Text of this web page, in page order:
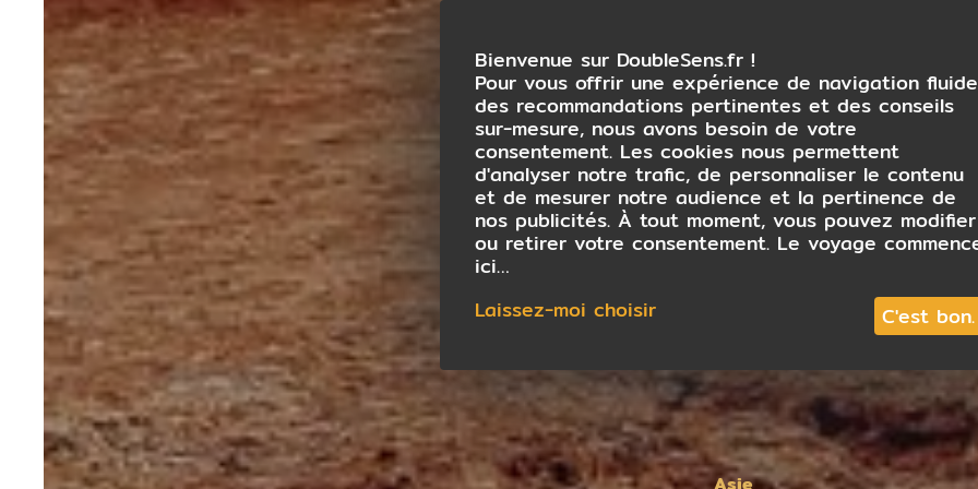
Bienvenue sur DoubleSens.fr !
Pour vous offrir une expérience de navigation
des recommandations pertinentes et des conseils
sur-mesure, nous avons besoin de votre
consentement. Les cookies nous permettent
d'analyser notre trafic, de personnaliser le contenu
et de mesurer notre audience et la pertinence de
nos publicités. À tout moment, vous pouvez modifier
ou retirer votre consentement. Le voyage
ici…
Laissez-moi choisir
C'est bon.